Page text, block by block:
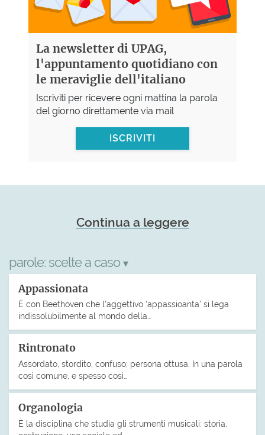
La newsletter di UPAG,
l'appuntamento quotidiano con
le meraviglie dell'italiano
Iscriviti per ricevere ogni mattina la parola
del giorno direttamente via mail
ISCRIVITI
Continua a leggere
parole: scelte a caso ▾
Appassionata
È con Beethoven che l’aggettivo ‘appassioanta’ si lega
indissolubilmente al mondo della…
Rintronato
Assordato, stordito, confuso; persona ottusa. In una parola
così comune, e spesso così…
Organologia
È la disciplina che studia gli strumenti musicali: storia,